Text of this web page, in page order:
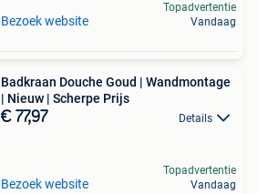
Bezoek website
Topadvertentie
Vandaag
Badkraan Douche Goud | Wandmontage
| Nieuw | Scherpe Prijs
€ 77,97 Details
Bezoek website
Topadvertentie
Vandaag